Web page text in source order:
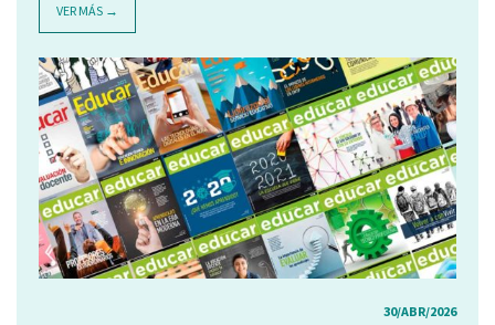
VER MÁS →
30/ABR/2026